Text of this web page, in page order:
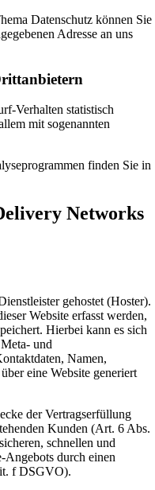
Datenschutz können Sie
Adresse an uns
Verhalten statistisch
mit sogenannten
finden Sie in
Networks
gehostet (Hoster).
Website erfasst werden,
Hierbei kann es sich
und
Namen,
eine Website generiert
der Vertragserfüllung
Kunden (Art. 6 Abs.
schnellen und
Angebots durch einen
f DSGVO).